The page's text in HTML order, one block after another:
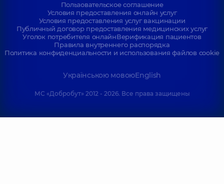
Пользовательское соглашение
Условия предоставления онлайн услуг
Условия предоставления услуг вакцинации
Публичный договор предоставления медицинских услуг
Уголок потребителя онлайнВерификация пациентов
Правила внутреннего распорядка
Политика конфиденциальности и использования файлов cookie
Українською мовоюEnglish
МС «Добробут» 2012 - 2026. Все права защищены